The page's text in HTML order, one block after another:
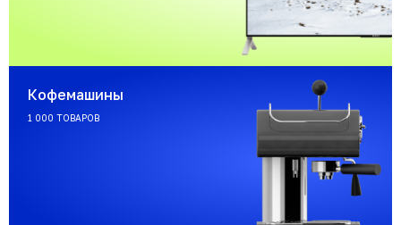
Кофемашины
1 000 ТОВАРОВ